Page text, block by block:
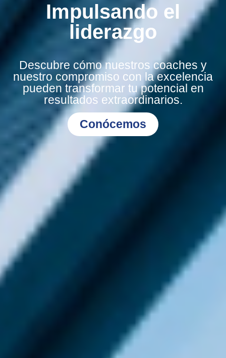
Impulsando el
liderazgo
Descubre cómo nuestros coaches y
nuestro compromiso con la excelencia
pueden transformar tu potencial en
resultados extraordinarios.
Conócemos